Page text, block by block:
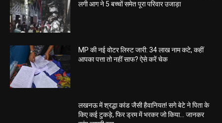
लगी आग ने 5 बच्चों समेत पूरा परिवार उजाड़ा
MP की नई वोटर लिस्ट जारी: 34 लाख नाम कटे, कहीं
आपका पत्ता तो नहीं साफ? ऐसे करें चेक
लखनऊ में श्रद्धा कांड जैसी हैवानियत! सगे बेटे ने पिता के
किए कई टुकड़े, फिर ड्रम में भरकर जो किया… जानकर